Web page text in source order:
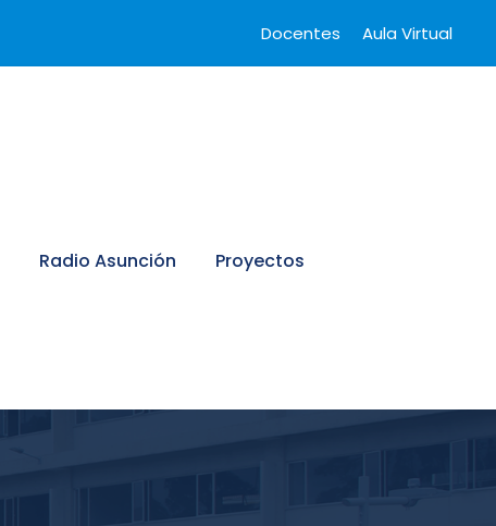
Docentes Aula Virtual
Radio Asunción Proyectos